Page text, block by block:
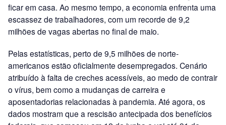
ficar em casa. Ao mesmo tempo, a economia enfrenta uma
escassez de trabalhadores, com um recorde de 9,2
milhões de vagas abertas no final de maio.
Pelas estatísticas, perto de 9,5 milhões de norte-
americanos estão oficialmente desempregados. Cenário
atribuído à falta de creches acessíveis, ao medo de contrair
o vírus, bem como a mudanças de carreira e
aposentadorias relacionadas à pandemia. Até agora, os
dados mostram que a rescisão antecipada dos benefícios